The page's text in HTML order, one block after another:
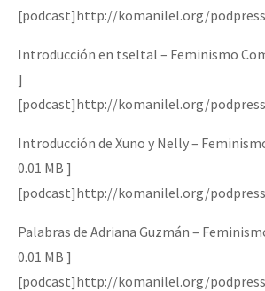
[podcast]http://komanilel.org/
Introducción en tseltal – Feminismo
]
[podcast]http://komanilel.org/
Introducción de Xuno y Nelly –
0.01 MB ]
[podcast]http://komanilel.org/
Palabras de Adriana Guzmán –
0.01 MB ]
[podcast]http://komanilel.org/